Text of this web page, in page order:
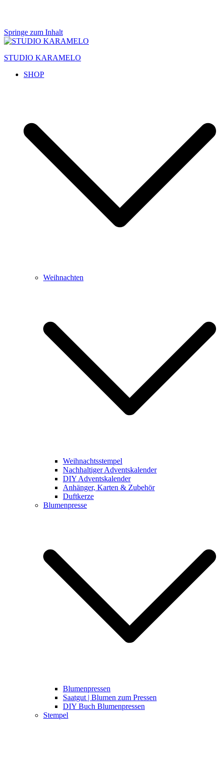
Springe zum Inhalt
STUDIO KARAMELO
SHOP
Weihnachten
Weihnachtsstempel
Nachhaltiger Adventskalender
DIY Adventskalender
Anhänger, Karten & Zubehör
Duftkerze
Blumenpresse
Blumenpressen
Saatgut | Blumen zum Pressen
DIY Buch Blumenpressen
Stempel